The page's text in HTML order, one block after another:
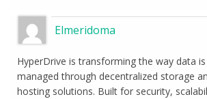
Elmeridoma
HyperDrive is transforming the way data
managed through decentralized storage
hosting solutions. Built for security,